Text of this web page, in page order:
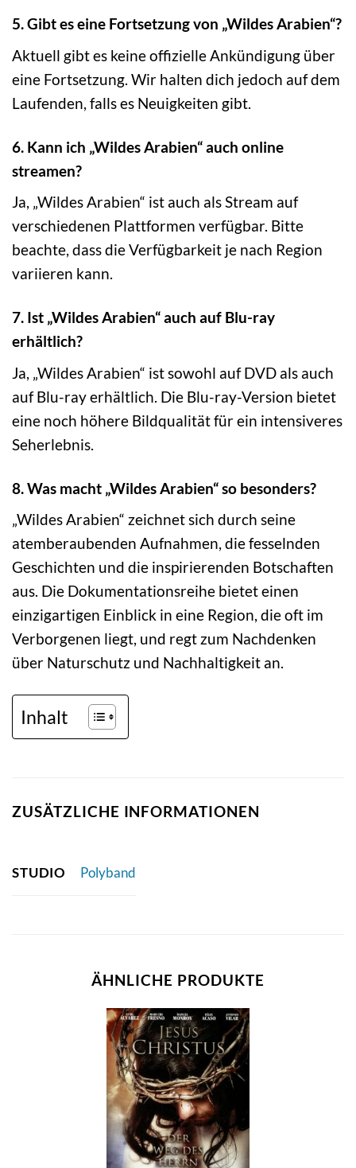
5. Gibt es eine Fortsetzung von „Wildes Arabien“?
Aktuell gibt es keine offizielle Ankündigung über
eine Fortsetzung. Wir halten dich jedoch auf dem
Laufenden, falls es Neuigkeiten gibt.
6. Kann ich „Wildes Arabien“ auch online
streamen?
Ja, „Wildes Arabien“ ist auch als Stream auf
verschiedenen Plattformen verfügbar. Bitte
beachte, dass die Verfügbarkeit je nach Region
variieren kann.
7. Ist „Wildes Arabien“ auch auf Blu-ray
erhältlich?
Ja, „Wildes Arabien“ ist sowohl auf DVD als auch
auf Blu-ray erhältlich. Die Blu-ray-Version bietet
eine noch höhere Bildqualität für ein intensiveres
Seherlebnis.
8. Was macht „Wildes Arabien“ so besonders?
„Wildes Arabien“ zeichnet sich durch seine
atemberaubenden Aufnahmen, die fesselnden
Geschichten und die inspirierenden Botschaften
aus. Die Dokumentationsreihe bietet einen
einzigartigen Einblick in eine Region, die oft im
Verborgenen liegt, und regt zum Nachdenken
über Naturschutz und Nachhaltigkeit an.
Inhalt
ZUSÄTZLICHE INFORMATIONEN
STUDIO Polyband
ÄHNLICHE PRODUKTE